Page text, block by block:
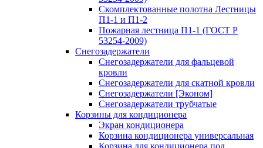
Скомплектованные полотна Лестницы
П1-1 и П1-2
Пожарная лестница П1-1 (ГОСТ Р
53254-2009)
Снегозадержатели
Снегозадержатели для фальцевой
кровли
Снегозадержатели для скатной кровли
Снегозадержатели [Эконом]
Снегозадержатели трубчатые
Корзины для кондиционера
Экран кондиционера
Корзина кондиционера универсальная
Корзина для кондиционера под